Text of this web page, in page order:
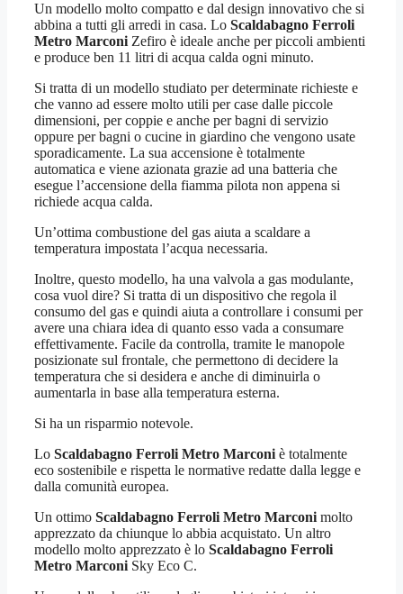
Un modello molto compatto e dal design innovativo che si
abbina a tutti gli arredi in casa. Lo Scaldabagno Ferroli
Metro Marconi Zefiro è ideale anche per piccoli ambienti
e produce ben 11 litri di acqua calda ogni minuto.
Si tratta di un modello studiato per determinate richieste e
che vanno ad essere molto utili per case dalle piccole
dimensioni, per coppie e anche per bagni di servizio
oppure per bagni o cucine in giardino che vengono usate
sporadicamente. La sua accensione è totalmente
automatica e viene azionata grazie ad una batteria che
esegue l’accensione della fiamma pilota non appena si
richiede acqua calda.
Un’ottima combustione del gas aiuta a scaldare a
temperatura impostata l’acqua necessaria.
Inoltre, questo modello, ha una valvola a gas modulante,
cosa vuol dire? Si tratta di un dispositivo che regola il
consumo del gas e quindi aiuta a controllare i consumi per
avere una chiara idea di quanto esso vada a consumare
effettivamente. Facile da controlla, tramite le manopole
posizionate sul frontale, che permettono di decidere la
temperatura che si desidera e anche di diminuirla o
aumentarla in base alla temperatura esterna.
Si ha un risparmio notevole.
Lo Scaldabagno Ferroli Metro Marconi è totalmente
eco sostenibile e rispetta le normative redatte dalla legge e
dalla comunità europea.
Un ottimo Scaldabagno Ferroli Metro Marconi molto
apprezzato da chiunque lo abbia acquistato. Un altro
modello molto apprezzato è lo Scaldabagno Ferroli
Metro Marconi Sky Eco C.